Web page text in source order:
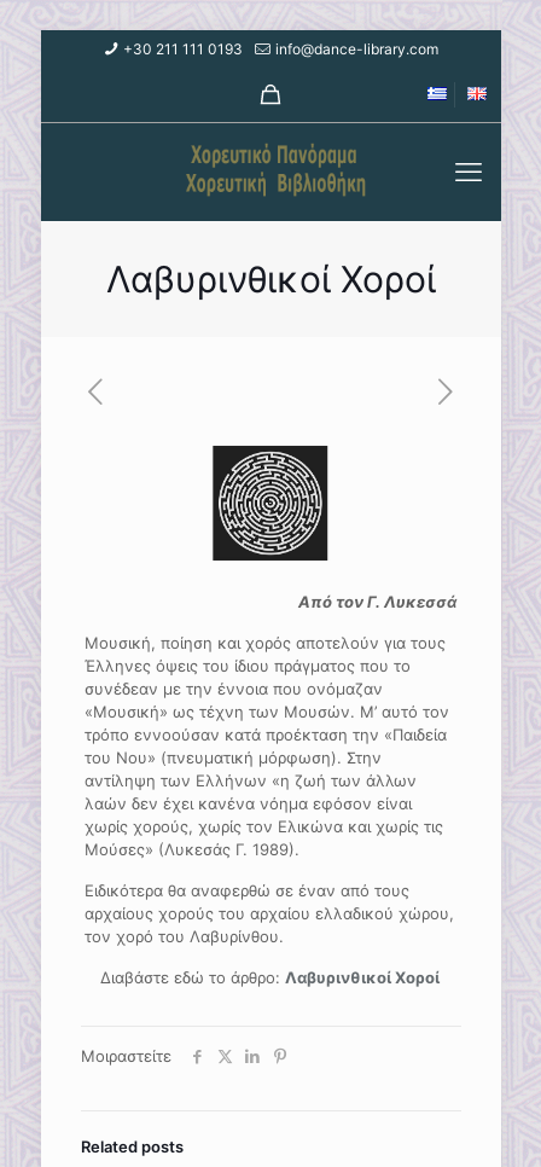
+30 211 111 0193 info@dance-library.com
Λαβυρινθικοί Χοροί
Από τον Γ. Λυκεσσά
Μουσική, ποίηση και χορός αποτελούν για τους
Έλληνες όψεις του ίδιου πράγματος που το
συνέδεαν με την έννοια που ονόμαζαν
«Μουσική» ως τέχνη των Μουσών. Μ’ αυτό τον
τρόπο εννοούσαν κατά προέκταση την «Παιδεία
του Νου» (πνευματική μόρφωση). Στην
αντίληψη των Ελλήνων «η ζωή των άλλων
λαών δεν έχει κανένα νόημα εφόσον είναι
χωρίς χορούς, χωρίς τον Ελικώνα και χωρίς τις
Μούσες» (Λυκεσάς Γ. 1989).
Ειδικότερα θα αναφερθώ σε έναν από τους
αρχαίους χορούς του αρχαίου ελλαδικού χώρου,
τον χορό του Λαβυρίνθου.
Διαβάστε εδώ το άρθρο:Λαβυρινθικοί Χοροί
Μοιραστείτε
Related posts